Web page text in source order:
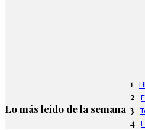
Lo más leído de la semana
1
2
3
4